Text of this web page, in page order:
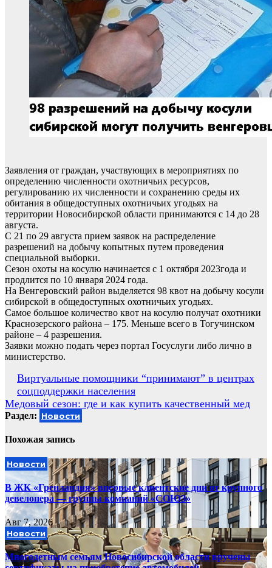
Заявления от граждан, участвующих в мероприятиях по
определению численности охотничьих ресурсов,
регулированию их численности и сохранению среды их
обитания в общедоступных охотничьих угодьях на
территории Новосибирской области принимаются с 14 до 28
августа.
С 21 по 29 августа прием заявок на распределение
разрешений на добычу копытных путем проведения
специальной выборки.
Сезон охоты на косулю начинается с 1 октября 2023года и
продлится по 10 января 2024 года.
На Венгеровский район выделяется 98 квот на добычу косули
сибирской в общедоступных охотничьих угодьях.
Самое большое количество квот на косулю получат охотники
Краснозерского района – 175. Меньше всего в Тогучинском
районе – 4 разрешения.
Заявки можно подать через портал Госуслуги либо лично в
министерство.
Навигация
по
записям
Виртуальные помощники “принимают” в центрах
соцподдержки населения
Медовый сезон: где и как купить качественный мед
Раздел: Новости
Похожая запись
Новости
В ЖК «Гренландия» впервые клиентские дни от крупного
девелопера — группы компаний «СОЮЗ»
Авг 7, 2026
Новости
Многодетным семьям Новосибирской области вручены